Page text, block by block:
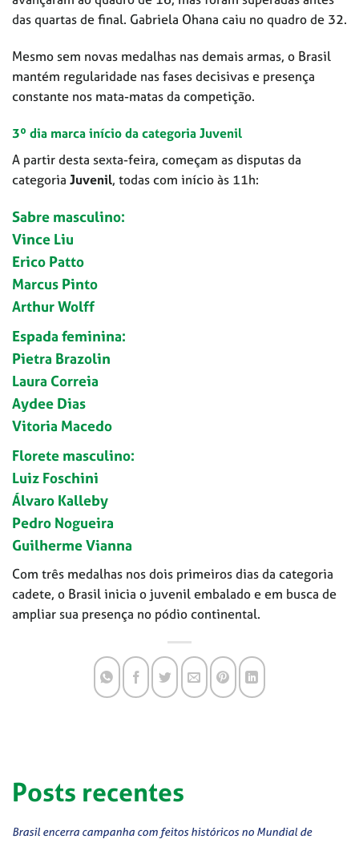
das quartas de final. Gabriela Ohana caiu no quadro de 32.
Mesmo sem novas medalhas nas demais armas, o Brasil
mantém regularidade nas fases decisivas e presença
constante nos mata-matas da competição.
3º dia marca início da categoria Juvenil
A partir desta sexta-feira, começam as disputas da
categoria Juvenil, todas com início às 11h:
Sabre masculino:
Vince Liu
Erico Patto
Marcus Pinto
Arthur Wolff
Espada feminina:
Pietra Brazolin
Laura Correia
Aydee Dias
Vitoria Macedo
Florete masculino:
Luiz Foschini
Álvaro Kalleby
Pedro Nogueira
Guilherme Vianna
Com três medalhas nos dois primeiros dias da categoria
cadete, o Brasil inicia o juvenil embalado e em busca de
ampliar sua presença no pódio continental.
Posts recentes
Brasil encerra campanha com feitos históricos no Mundial de